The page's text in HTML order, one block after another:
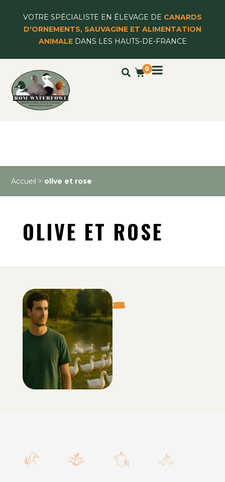
VOTRE SPÉCIALISTE EN ÉLEVAGE DE CANARDS
D'ORNEMENTS, SAUVAGINE ET ALIMENTATION
ANIMALEDANS LES HAUTS-DE-FRANCE
0
Accueil > olive et rose
OLIVE ET ROSE